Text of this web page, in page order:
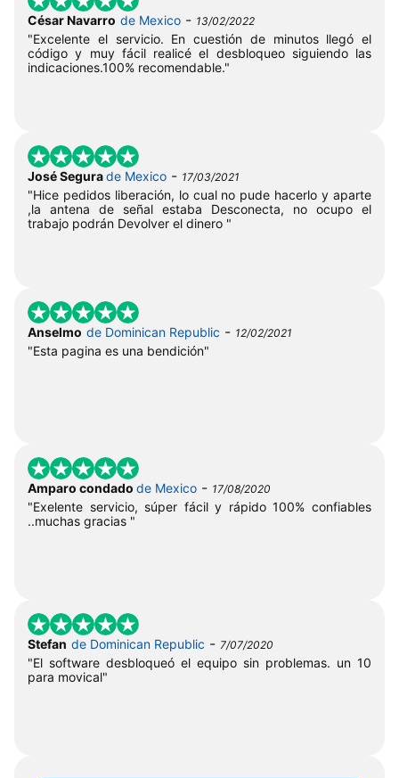
César Navarro de Mexico - 13/02/2022
"Excelente el servicio. En cuestión de minutos llegó el
código y muy fácil realicé el desbloqueo siguiendo las
indicaciones.100% recomendable."
José Segurade Mexico - 17/03/2021
"Hice pedidos liberación, lo cual no pude hacerlo y aparte
,la antena de señal estaba Desconecta, no ocupo el
trabajo podrán Devolver el dinero "
Anselmo de Dominican Republic - 12/02/2021
"Esta pagina es una bendición"
Amparo condado de Mexico - 17/08/2020
"Exelente servicio, súper fácil y rápido 100% confiables
..muchas gracias "
Stefan de Dominican Republic - 7/07/2020
"El software desbloqueó el equipo sin problemas. un 10
para movical"